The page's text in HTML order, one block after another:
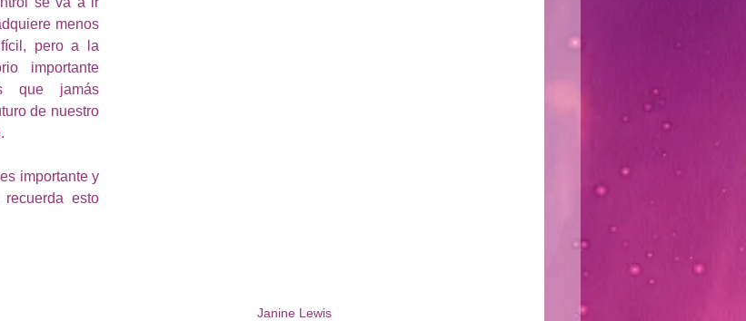
Janine Lewis
menos
pero a la
importante
que jamás
de nuestro
importante y
esto